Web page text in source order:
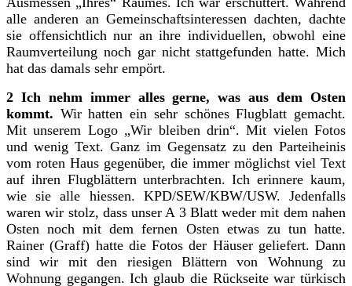
alle anderen an Gemeinschaftsinteressen dachten, dachte
sie offensichtlich nur an ihre individuellen, obwohl eine
Raumverteilung noch gar nicht stattgefunden hatte. Mich
hat das damals sehr empört.
2 Ich nehm immer alles gerne, was aus dem Osten
kommt. Wir hatten ein sehr schönes Flugblatt gemacht.
Mit unserem Logo „Wir bleiben drin“. Mit vielen Fotos
und wenig Text. Ganz im Gegensatz zu den Parteiheinis
vom roten Haus gegenüber, die immer möglichst viel Text
auf ihren Flugblättern unterbrachten. Ich erinnere kaum,
wie sie alle hiessen. KPD/SEW/KBW/USW. Jedenfalls
waren wir stolz, dass unser A 3 Blatt weder mit dem nahen
Osten noch mit dem fernen Osten etwas zu tun hatte.
Rainer (Graff) hatte die Fotos der Häuser geliefert. Dann
sind wir mit den riesigen Blättern von Wohnung zu
Wohnung gegangen. Ich glaub die Rückseite war türkisch